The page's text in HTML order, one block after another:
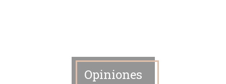
Opiniones